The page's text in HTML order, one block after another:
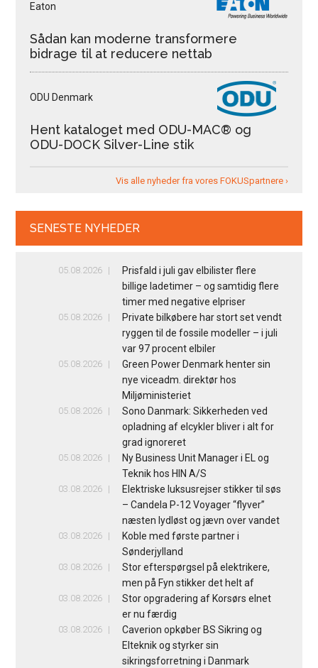
Eaton
Sådan kan moderne transformere
bidrage til at reducere nettab
ODU Denmark
Hent kataloget med ODU-MAC® og
ODU-DOCK Silver-Line stik
Vis alle nyheder fra vores FOKUSpartnere ›
SENESTE NYHEDER
05.08.2026
Prisfald i juli gav elbilister flere
billige ladetimer – og samtidig flere
timer med negative elpriser
05.08.2026
Private bilkøbere har stort set vendt
ryggen til de fossile modeller – i juli
var 97 procent elbiler
05.08.2026
Green Power Denmark henter sin
nye viceadm. direktør hos
Miljøministeriet
05.08.2026
Sono Danmark: Sikkerheden ved
opladning af elcykler bliver i alt for
grad ignoreret
05.08.2026
Ny Business Unit Manager i EL og
Teknik hos HIN A/S
03.08.2026
Elektriske luksusrejser stikker til søs
– Candela P-12 Voyager “flyver”
næsten lydløst og jævn over vandet
03.08.2026
Koble med første partner i
Sønderjylland
03.08.2026
Stor efterspørgsel på elektrikere,
men på Fyn stikker det helt af
03.08.2026
Stor opgradering af Korsørs elnet
er nu færdig
03.08.2026
Caverion opkøber BS Sikring og
Elteknik og styrker sin
sikringsforretning i Danmark